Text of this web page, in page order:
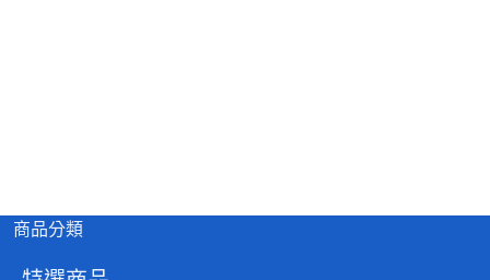
商品分類